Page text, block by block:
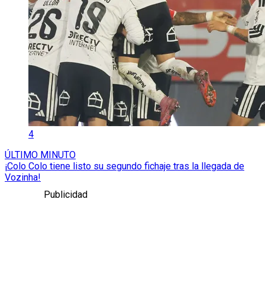
4
ÚLTIMO MINUTO
¡Colo Colo tiene listo su segundo fichaje tras la llegada de
Vozinha!
Publicidad